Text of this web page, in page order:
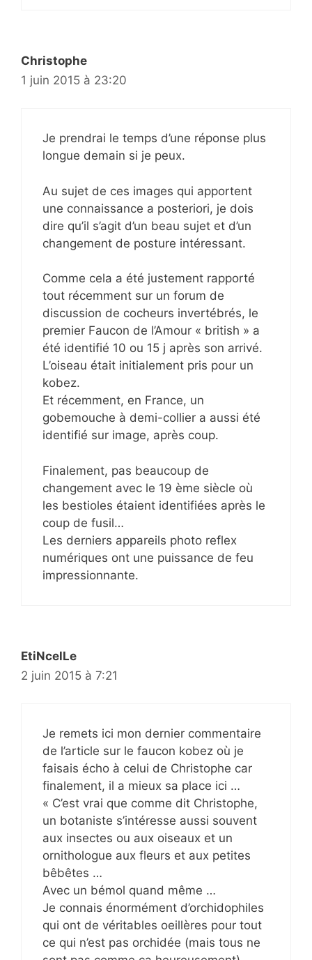
Christophe
1 juin 2015 à 23:20
Je prendrai le temps d’une réponse plus
longue demain si je peux.
Au sujet de ces images qui apportent
une connaissance a posteriori, je dois
dire qu’il s’agit d’un beau sujet et d’un
changement de posture intéressant.
Comme cela a été justement rapporté
tout récemment sur un forum de
discussion de cocheurs invertébrés, le
premier Faucon de l’Amour « british » a
été identifié 10 ou 15 j après son arrivé.
L’oiseau était initialement pris pour un
kobez.
Et récemment, en France, un
gobemouche à demi-collier a aussi été
identifié sur image, après coup.
Finalement, pas beaucoup de
changement avec le 19 ème siècle où
les bestioles étaient identifiées après le
coup de fusil…
Les derniers appareils photo reflex
numériques ont une puissance de feu
impressionnante.
EtiNcelLe
2 juin 2015 à 7:21
Je remets ici mon dernier commentaire
de l’article sur le faucon kobez où je
faisais écho à celui de Christophe car
finalement, il a mieux sa place ici …
« C’est vrai que comme dit Christophe,
un botaniste s’intéresse aussi souvent
aux insectes ou aux oiseaux et un
ornithologue aux fleurs et aux petites
bêbêtes …
Avec un bémol quand même …
Je connais énormément d’orchidophiles
qui ont de véritables oeillères pour tout
ce qui n’est pas orchidée (mais tous ne